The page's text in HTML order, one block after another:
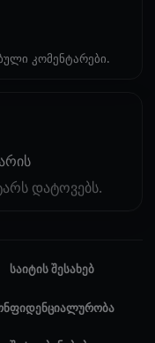
კომენტარები.
დატოვებს.
საიტის შესახებ